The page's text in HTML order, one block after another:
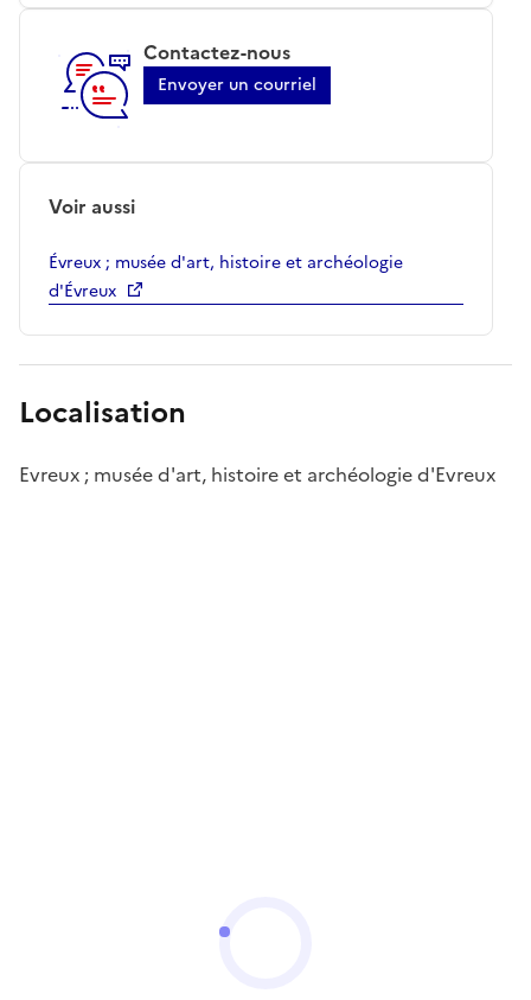
Contactez-nous
Envoyer un courriel
Voir aussi
Évreux ; musée d'art, histoire et archéologie
d'Évreux
Localisation
Evreux ; musée d'art, histoire et archéologie d'Evreux